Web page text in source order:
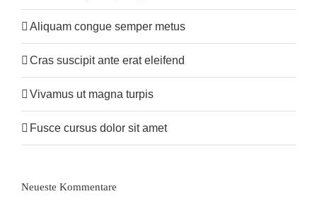
Aliquam congue semper metus
Cras suscipit ante erat eleifend
Vivamus ut magna turpis
Fusce cursus dolor sit amet
Neueste Kommentare